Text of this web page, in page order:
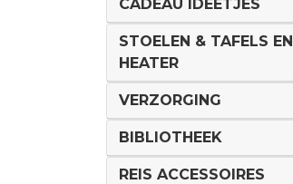
CADEAU IDEETJES
STOELEN & TAFELS EN
HEATER
VERZORGING
BIBLIOTHEEK
REIS ACCESSOIRES